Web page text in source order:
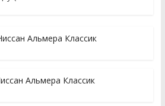
Альмера Классик
Альмера Классик